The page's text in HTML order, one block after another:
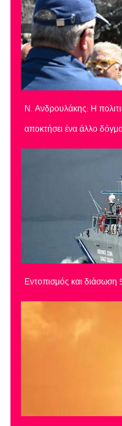
Ν. Ανδρουλάκης: Η
αποκτήσει ένα άλλο
Εντοπισμός και διάσωση